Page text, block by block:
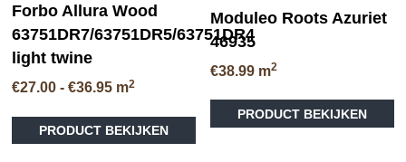
Forbo Allura Wood
63751DR7/63751DR5/63751DR4
light twine
€27.00 - €36.95Prijsklasse:
tot
€36.95
m2
PRODUCT BEKIJKEN
product
Moduleo Roots Azuriet
46935
€38.99 m2
PRODUCT BEKIJKEN